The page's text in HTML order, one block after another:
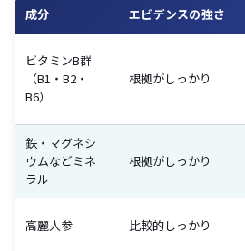
成分 エビデンスの強さ
ビタミンB群
（B1・B2・
B6）
根拠がしっかり
鉄・マグネシ
ウムなどミネ
ラル
根拠がしっかり
高麗人参 比較的しっかり